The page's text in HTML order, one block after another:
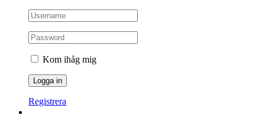
Kom ihåg mig
Registrera